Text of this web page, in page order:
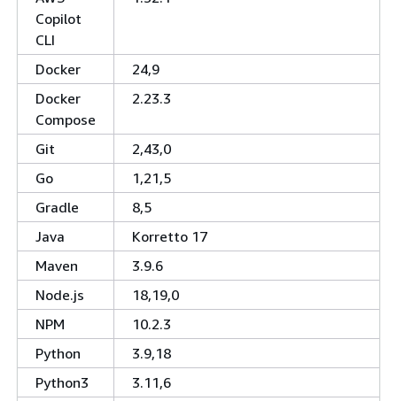
Copilot
CLI
Docker
24,9
Docker
Compose
2.23.3
Git
2,43,0
Go
1,21,5
Gradle
8,5
Java
Korretto 17
Maven
3.9.6
Node.js
18,19,0
NPM
10.2.3
Python
3.9,18
Python3
3.11,6